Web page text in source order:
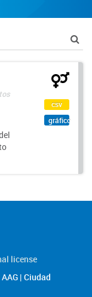
csv
gráfico
license
| Ciudad